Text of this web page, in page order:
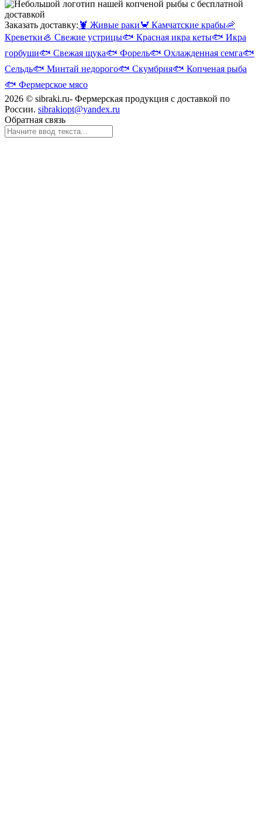
Заказать доставку: 🦞 Живые раки🦀 Камчатские крабы🦐
Креветки🦪 Свежие устрицы🐟 Красная икра кеты🐟 Икра
горбуши🐟 Свежая щука🐟 Форель🐟 Охлажденная семга🐟
Сельдь🐟 Минтай недорого🐟 Скумбрия🐟 Копченая рыба
🐟 Фермерское мясо
2026 © sibraki.ru- Фермерская продукция с доставкой по
России. sibrakiopt@yandex.ru
Обратная связь